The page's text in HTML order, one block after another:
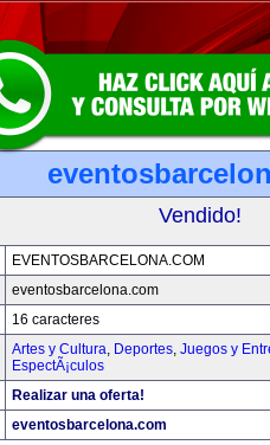
Vendido!
EVENTOSBARCELONA.COM
eventosbarcelona.com
16 caracteres
Artes y Cultura, Deportes, Juegos y
EspectÃ¡culos
Realizar una oferta!
eventosbarcelona.com